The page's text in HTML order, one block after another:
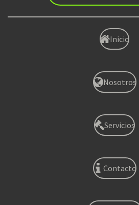
Inicio
Nosotros
Servicios
Contacto